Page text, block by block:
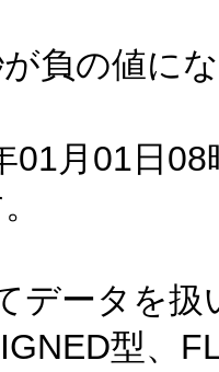
負の値に
01月01日
データを扱
型、